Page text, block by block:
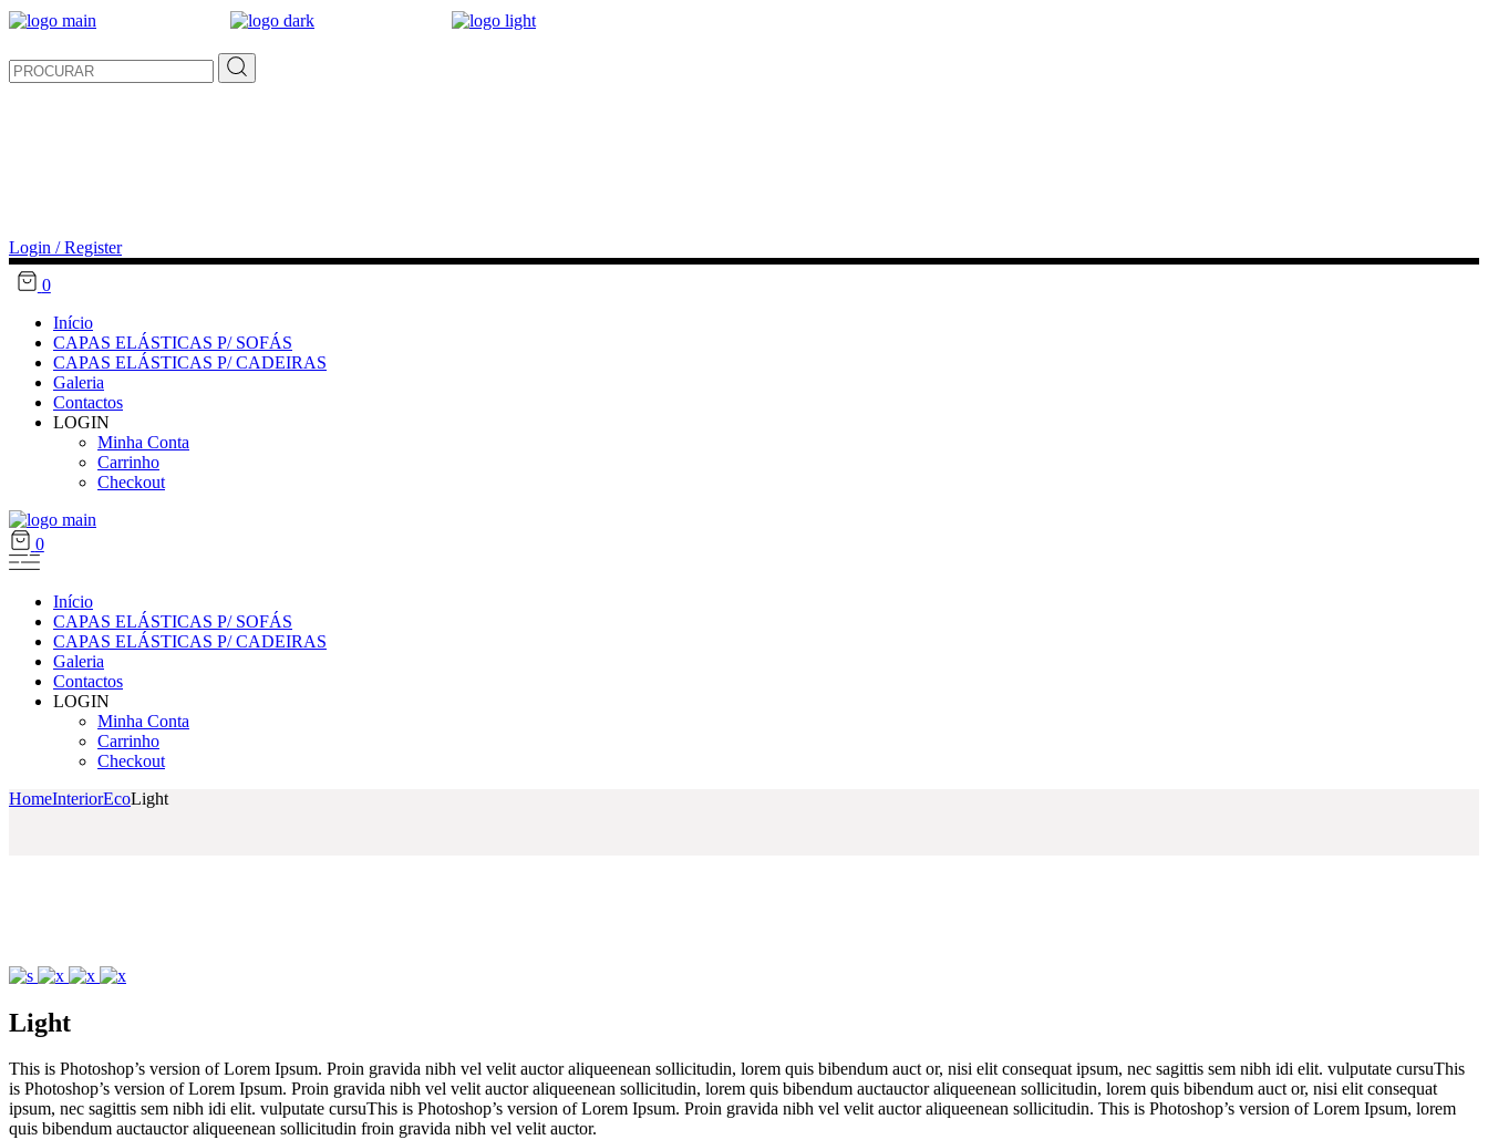
Search
for:
Login / Register
0
Início
CAPAS ELÁSTICAS P/ SOFÁS
CAPAS ELÁSTICAS P/ CADEIRAS
Galeria
Contactos
LOGIN
Minha Conta
Carrinho
Checkout
0
Início
CAPAS ELÁSTICAS P/ SOFÁS
CAPAS ELÁSTICAS P/ CADEIRAS
Galeria
Contactos
LOGIN
Minha Conta
Carrinho
Checkout
HomeInteriorEcoLight
Light
This is Photoshop’s version of Lorem Ipsum. Proin gravida nibh vel velit auctor aliqueenean sollicitudin, lorem quis bibendum auct or, nisi elit consequat ipsum, nec sagittis sem nibh idi elit. vulputate cursuThis
is Photoshop’s version of Lorem Ipsum. Proin gravida nibh vel velit auctor aliqueenean sollicitudin, lorem quis bibendum auctauctor aliqueenean sollicitudin, lorem quis bibendum auct or, nisi elit consequat
ipsum, nec sagittis sem nibh idi elit. vulputate cursuThis is Photoshop’s version of Lorem Ipsum. Proin gravida nibh vel velit auctor aliqueenean sollicitudin. This is Photoshop’s version of Lorem Ipsum, lorem
quis bibendum auctauctor aliqueenean sollicitudin froin gravida nibh vel velit auctor.